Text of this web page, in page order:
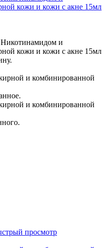
кожи и кожи с акне 15мл
Никотинамидом и
кожи и кожи с акне 15мл
и комбинированной
и комбинированной
просмотр